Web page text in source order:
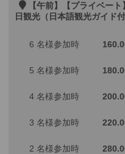
【午前】【プライベー
日観光（日本語観光ガイド付
6 名様参加時
5 名様参加時
4 名様参加時
3 名様参加時
2 名様参加時